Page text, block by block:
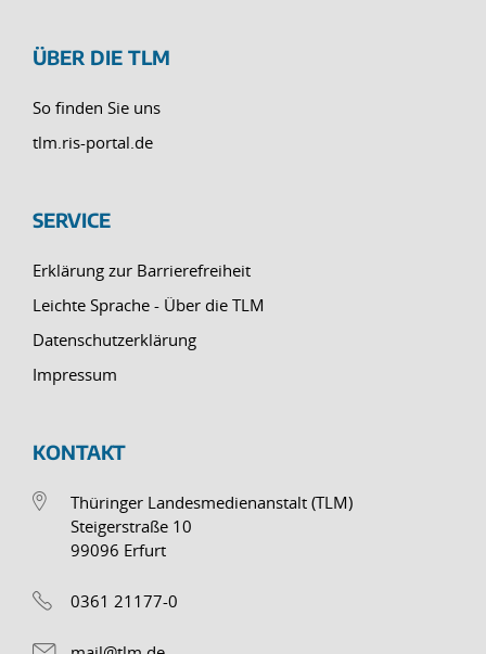
ÜBER DIE TLM
So finden Sie uns
tlm.ris-portal.de
SERVICE
Erklärung zur Barrierefreiheit
Leichte Sprache - Über die TLM
Datenschutzerklärung
Impressum
KONTAKT
Thüringer Landesmedienanstalt (TLM)
Steigerstraße 10
99096 Erfurt
0361 21177-0